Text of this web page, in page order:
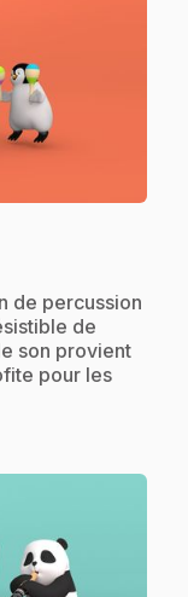
de percussion
de
son provient
pour les